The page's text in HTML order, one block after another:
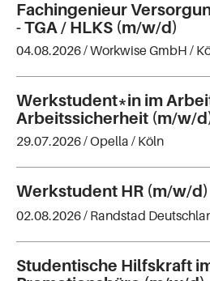
Fachingenieur
- TGA / HLKS (m/w/d)
04.08.2026 /Workwise GmbH /
Werkstudent*in im
Arbeitssicherheit (m/w/
29.07.2026 /Opella / Köln
Werkstudent HR (m/w/d)
02.08.2026 / Randstad
Studentische Hilfskraft